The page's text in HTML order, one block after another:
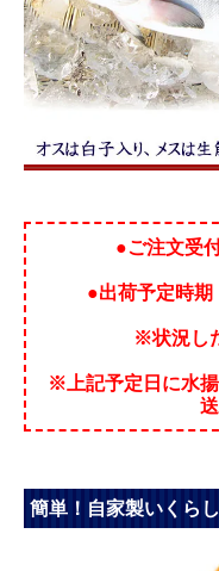
●ご注文受
●出荷予定時
※状況し
※上記予定日に水
簡単！自家製いくら